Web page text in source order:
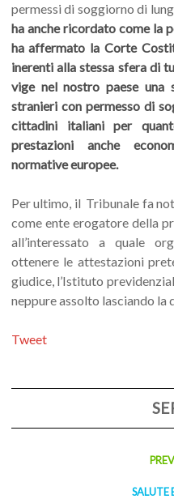
permessi di soggiorno di
ha anche ricordato come la
ha affermato la Corte
inerenti alla stessa sfera di
vige nel nostro paese una
stranieri con permesso di
cittadini italiani per
prestazioni anche
normative europee.
Per ultimo, il Tribunale fa
come ente erogatore della
all’interessato a quale
ottenere le attestazioni
giudice, l’Istituto
neppure assolto lasciando la
Tweet
SALUTE